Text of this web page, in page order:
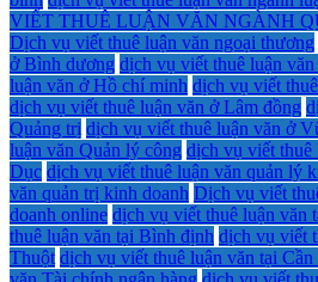
VIẾT THUÊ LUẬN VĂN NGÀNH
Dịch vụ viết thuê luận văn ngoại thương
ở Bình dương dịch vụ viết thuê luận
luận văn ở Hồ chí minh dịch vụ viết
dịch vụ viết thuê luận văn ở Lâm đồng
Quảng trị dịch vụ viết thuê luận văn ở
luận văn Quản lý công dịch vụ viết
Dục dịch vụ viết thuê luận văn quản lý
văn quản trị kinh doanh Dịch vụ viết
doanh online dịch vụ viết thuê luận văn
thuê luận văn tại Bình định dịch vụ viết
Thuột dịch vụ viết thuê luận văn tại Cần